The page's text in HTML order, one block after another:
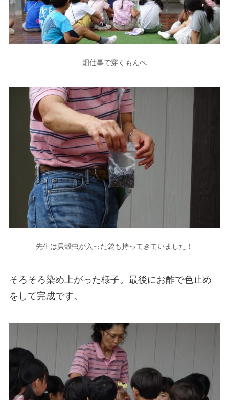
畑仕事で穿くもんぺ
先生は貝殻虫が入った袋も持ってきていました！
そろそろ染め上がった様子。最後にお酢で色止め
をして完成です。